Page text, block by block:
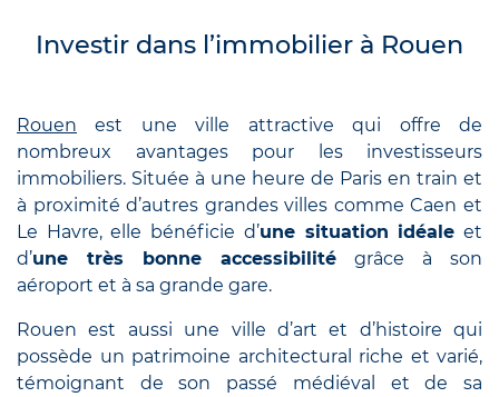
Investir dans l’immobilier à Rouen
Rouen est une ville attractive qui offre de
nombreux avantages pour les investisseurs
immobiliers. Située à une heure de Paris en train et
à proximité d’autres grandes villes comme Caen et
Le Havre, elle bénéficie d’une situation idéale et
d’une très bonne accessibilité grâce à son
aéroport et à sa grande gare.
Rouen est aussi une ville d’art et d’histoire qui
possède un patrimoine architectural riche et varié,
témoignant de son passé médiéval et de sa